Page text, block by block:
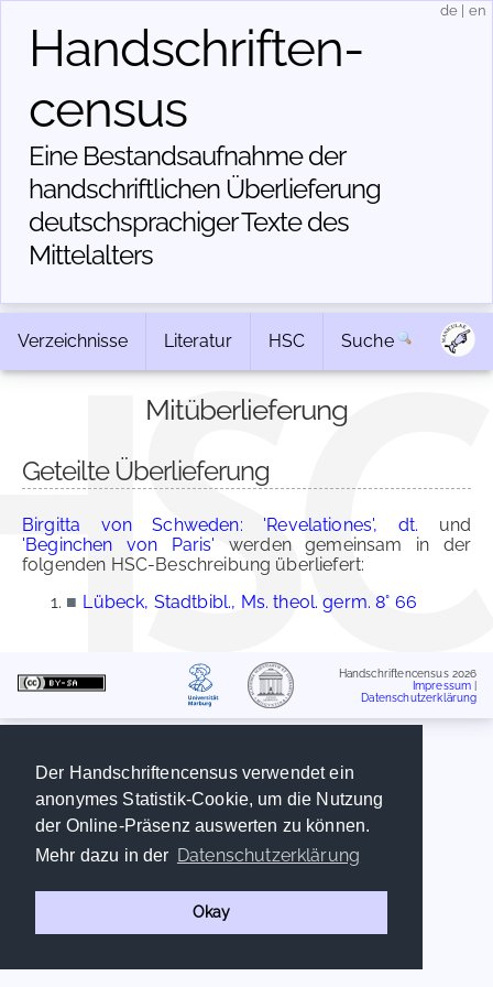
Der Handschriftencensus verwendet ein
anonymes Statistik-Cookie, um die Nutzung
der Online-Präsenz auswerten zu können.
Mehr dazu in der Datenschutzerklärung
Okay
Handschriften­
census
Eine Bestandsaufnahme der
handschriftlichen Über­lieferung
deutschsprachiger Texte des
Mittelalters
de en
Verzeichnisse Literatur HSC Suche
Mitüberlieferung
Geteilte Überlieferung
Birgitta von Schweden: 'Revelationes', dt. und
'Beginchen von Paris' werden gemeinsam in der
folgenden HSC-Beschreibung überliefert:
■ Lübeck, Stadtbibl., Ms. theol. germ. 8° 66
Handschriftencensus 2026
Impressum
Datenschutzerklärung